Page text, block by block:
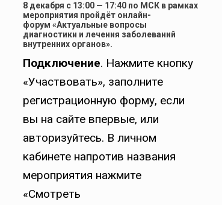
8 декабря с 13:00 — 17:40 по МСК в рамках
мероприятия пройдёт онлайн-
форум «Актуальные вопросы
диагностики и лечения заболеваний
внутренних органов».
Подключение. Нажмите кнопку
«Участвовать», заполните
регистрационную форму, если
вы на сайте впервые, или
авторизуйтесь. В личном
кабинете напротив названия
мероприятия нажмите
«Смотреть